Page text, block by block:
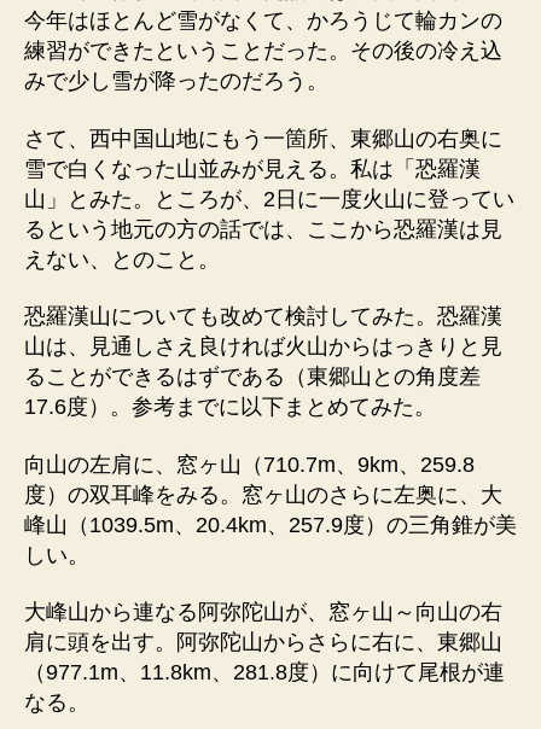
今年はほとんど雪がなくて、かろうじて輪カンの
練習ができたということだった。その後の冷え込
みで少し雪が降ったのだろう。
さて、西中国山地にもう一箇所、東郷山の右奥に
雪で白くなった山並みが見える。私は「恐羅漢
山」とみた。ところが、2日に一度火山に登ってい
るという地元の方の話では、ここから恐羅漢は見
えない、とのこと。
恐羅漢山についても改めて検討してみた。恐羅漢
山は、見通しさえ良ければ火山からはっきりと見
ることができるはずである（東郷山との角度差
17.6度）。参考までに以下まとめてみた。
向山の左肩に、窓ヶ山（710.7m、9km、259.8
度）の双耳峰をみる。窓ヶ山のさらに左奥に、大
峰山（1039.5m、20.4km、257.9度）の三角錐が美
しい。
大峰山から連なる阿弥陀山が、窓ヶ山～向山の右
肩に頭を出す。阿弥陀山からさらに右に、東郷山
（977.1m、11.8km、281.8度）に向けて尾根が連
なる。